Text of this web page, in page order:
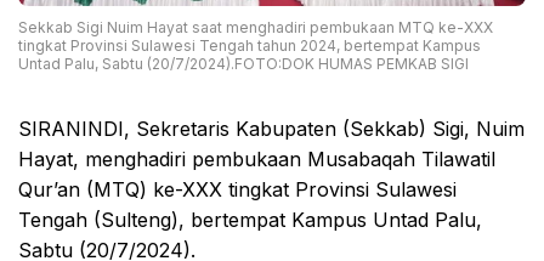
Sekkab Sigi Nuim Hayat saat menghadiri pembukaan MTQ ke-XXX
tingkat Provinsi Sulawesi Tengah tahun 2024, bertempat Kampus
Untad Palu, Sabtu (20/7/2024).FOTO:DOK HUMAS PEMKAB SIGI
SIRANINDI, Sekretaris Kabupaten (Sekkab) Sigi, Nuim
Hayat, menghadiri pembukaan Musabaqah Tilawatil
Qur’an (MTQ) ke-XXX tingkat Provinsi Sulawesi
Tengah (Sulteng), bertempat Kampus Untad Palu,
Sabtu (20/7/2024).